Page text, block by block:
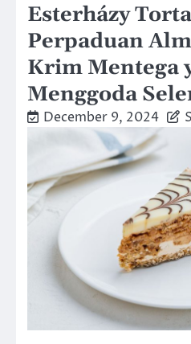
Esterházy
Perpaduan
Krim Mentega
Menggoda
December 9, 2024